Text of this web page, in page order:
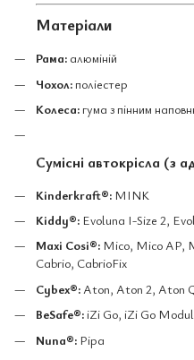
Матеріали
Рама: алюміній
Чохол: поліестер
Колеса: гума з пінним
Сумісні автокрісла (з
Kinderkraft®: MINK
Kiddy®: Evoluna I-Size 2,
Maxi Cosi®: Mico, Mico AP,
Cabrio, CabrioFix
Cybex®: Aton, Aton 2, Aton
BeSafe®: iZi Go, iZi Go
Nuna®: Pipa